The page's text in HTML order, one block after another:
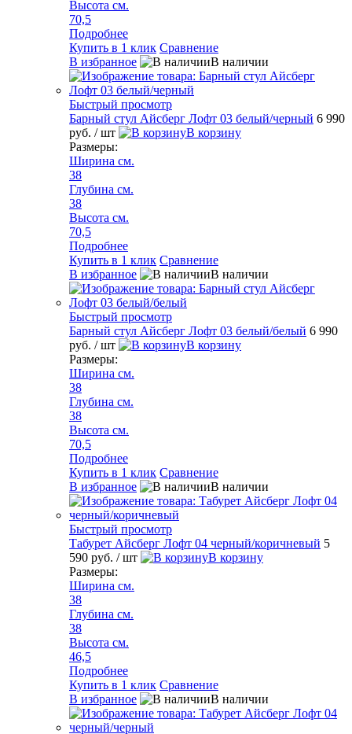
Высота см.
70,5
Подробнее
Купить в 1 клик Сравнение
В избранное
В наличии
Быстрый просмотр
Барный стул Айсберг Лофт 03 белый/черный 6 990
руб. / шт
В корзину
Размеры:
Ширина см.
38
Глубина см.
38
Высота см.
70,5
Подробнее
Купить в 1 клик Сравнение
В избранное
В наличии
Быстрый просмотр
Барный стул Айсберг Лофт 03 белый/белый 6 990
руб. / шт
В корзину
Размеры:
Ширина см.
38
Глубина см.
38
Высота см.
70,5
Подробнее
Купить в 1 клик Сравнение
В избранное
В наличии
Быстрый просмотр
Табурет Айсберг Лофт 04 черный/коричневый 5
590 руб. / шт
В корзину
Размеры:
Ширина см.
38
Глубина см.
38
Высота см.
46,5
Подробнее
Купить в 1 клик Сравнение
В избранное
В наличии